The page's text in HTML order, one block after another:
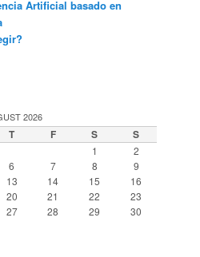
Artificial basado en
2026
T F S S
1
2
6 7 8
9
13 14 15
16
20 21 22
23
27 28 29
30